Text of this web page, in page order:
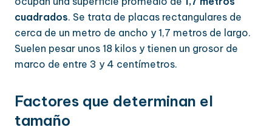
cuadrados. Se trata de placas rectangulares de
cerca de un metro de ancho y 1,7 metros de largo.
Suelen pesar unos 18 kilos y tienen un grosor de
marco de entre 3 y 4 centímetros.
Factores que determinan el
tamaño